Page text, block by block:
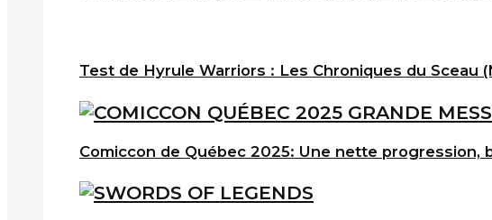
Test de Hyrule Warriors : Les Chroniques du Sceau
Comiccon de Québec 2025: Une nette progression,